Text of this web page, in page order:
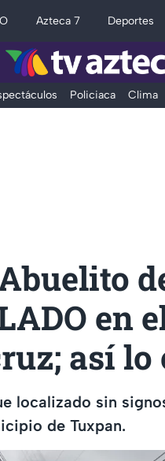
Azteca 7 Deportes
Policiaca Clima
Abuelito
en
así
localizado sin
de Tuxpan.